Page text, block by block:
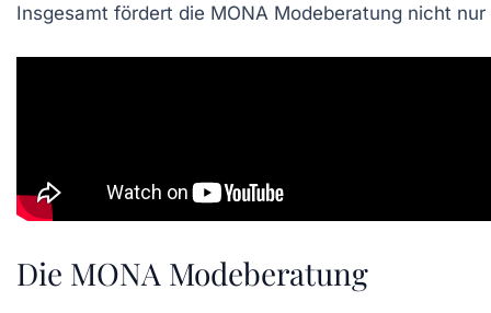
Insgesamt fördert die MONA Modeberatung nicht
Die MONA Modeberatung